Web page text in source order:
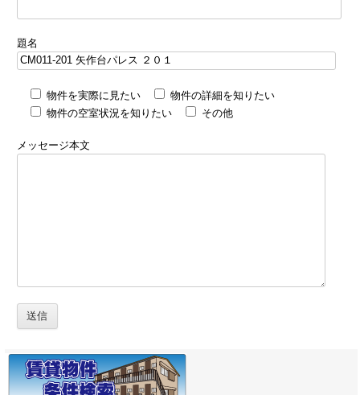
題名
物件を実際に見たい
物件の詳細を知りたい
物件の空室状況を知りたい
その他
メッセージ本文